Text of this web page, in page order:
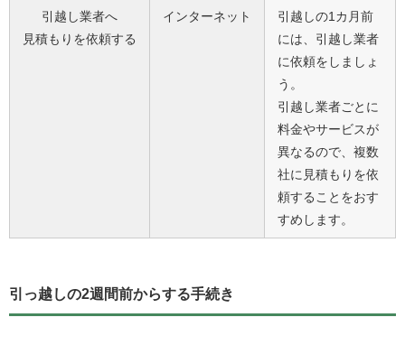
引越し業者へ
見積もりを依頼する
インターネット
引越しの1カ月前
には、引越し業者
に依頼をしましょ
う。
引越し業者ごとに
料金やサービスが
異なるので、複数
社に見積もりを依
頼することをおす
すめします。
引っ越しの2週間前からする手続き